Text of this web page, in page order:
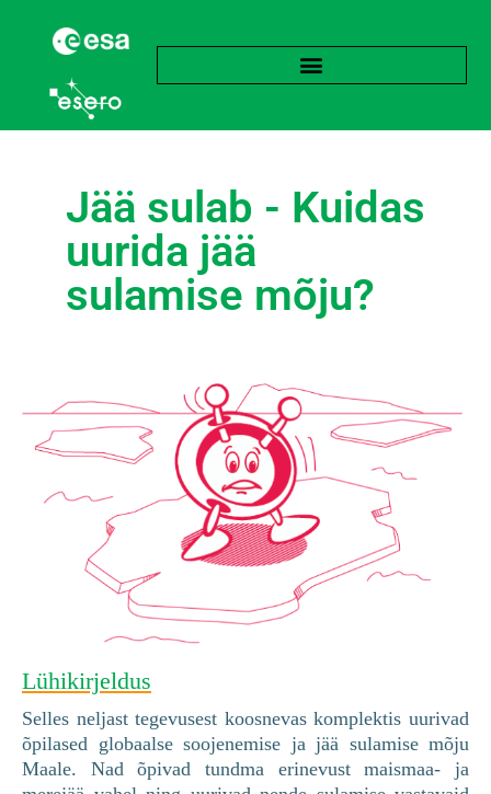
Jää sulab - Kuidas
uurida jää
sulamise mõju?
Lühikirjeldus
Selles neljast tegevusest koosnevas komplektis uurivad
õpilased globaalse soojenemise ja jää sulamise mõju
Maale. Nad õpivad tundma erinevust maismaa- ja